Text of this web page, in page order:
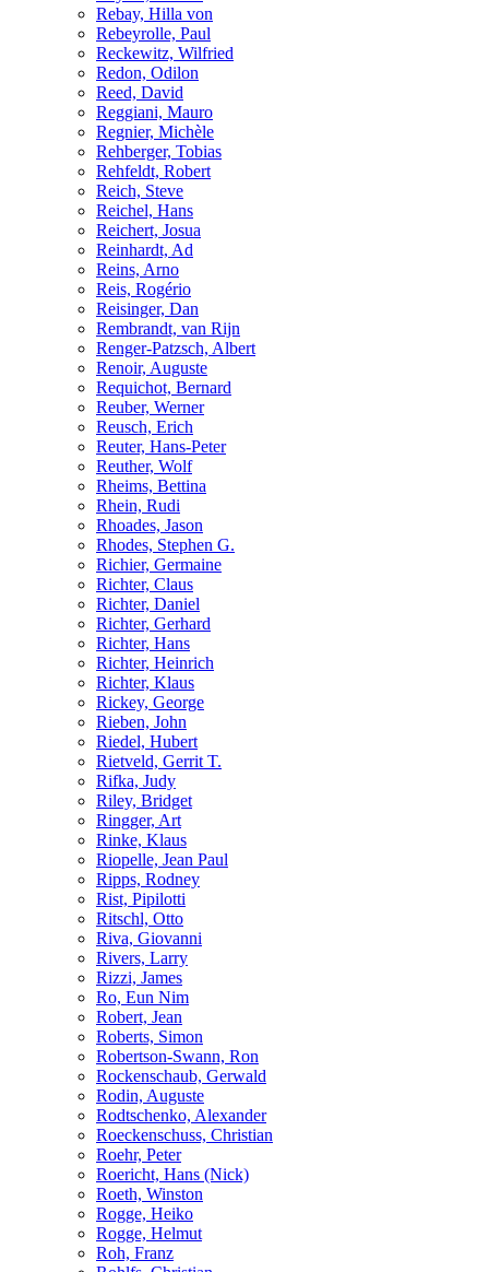
Rebay, Hilla von
Rebeyrolle, Paul
Reckewitz, Wilfried
Redon, Odilon
Reed, David
Reggiani, Mauro
Regnier, Michèle
Rehberger, Tobias
Rehfeldt, Robert
Reich, Steve
Reichel, Hans
Reichert, Josua
Reinhardt, Ad
Reins, Arno
Reis, Rogério
Reisinger, Dan
Rembrandt, van Rijn
Renger-Patzsch, Albert
Renoir, Auguste
Requichot, Bernard
Reuber, Werner
Reusch, Erich
Reuter, Hans-Peter
Reuther, Wolf
Rheims, Bettina
Rhein, Rudi
Rhoades, Jason
Rhodes, Stephen G.
Richier, Germaine
Richter, Claus
Richter, Daniel
Richter, Gerhard
Richter, Hans
Richter, Heinrich
Richter, Klaus
Rickey, George
Rieben, John
Riedel, Hubert
Rietveld, Gerrit T.
Rifka, Judy
Riley, Bridget
Ringger, Art
Rinke, Klaus
Riopelle, Jean Paul
Ripps, Rodney
Rist, Pipilotti
Ritschl, Otto
Riva, Giovanni
Rivers, Larry
Rizzi, James
Ro, Eun Nim
Robert, Jean
Roberts, Simon
Robertson-Swann, Ron
Rockenschaub, Gerwald
Rodin, Auguste
Rodtschenko, Alexander
Roeckenschuss, Christian
Roehr, Peter
Roericht, Hans (Nick)
Roeth, Winston
Rogge, Heiko
Rogge, Helmut
Roh, Franz